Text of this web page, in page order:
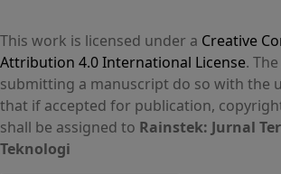
This work is licensed under a Creative
Attribution 4.0 International License.
submitting a manuscript do so with the
that if accepted for publication,
shall be assigned to Rainstek: Jurnal
Teknologi